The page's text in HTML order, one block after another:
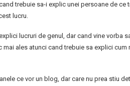
trebuie sa-i explic unei persoane de
lucru.
lucruri de genul, dar cand vine vorba
mai ales atunci cand trebuie sa explici
ce vor un blog, dar care nu prea stiu